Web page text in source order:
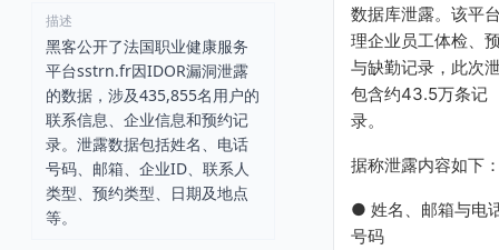
描述
黑客公开了法国职业健康服务
平台sstrn.fr因IDOR漏洞泄露
的数据，涉及435,855名用户的
联系信息、企业信息和预约记
录。泄露数据包括姓名、电话
号码、邮箱、企业ID、联系人
类型、预约类型、日期及地点
等。
数据库泄露。该平
理企业员工体检、
与缺勤记录，此次
包含约43.5万条记
录。
据称泄露内容如下
● 姓名、邮箱与电
号码